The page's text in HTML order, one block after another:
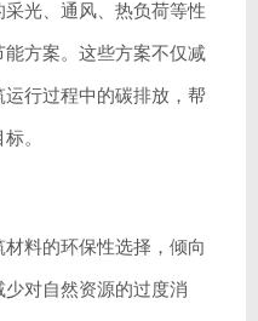
光、通风、热负荷等性
方案。这些方案不仅减
行过程中的碳排放，帮
。
料的环保性选择，倾向
对自然资源的过度消